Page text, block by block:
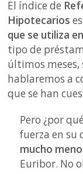
El índice de
Hipotecarios
que se utiliza
tipo de
últimos meses,
hablaremos a
que se han
Pero ¿por
fuerza en su
mucho
Euribor. No